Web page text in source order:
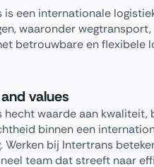
is een internationale
waaronder
betrouwbare en flexibele
values
hecht waarde aan kwaliteit,
binnen een
Werken bij Intertrans
team dat streeft naar